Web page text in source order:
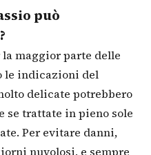
può
maggior parte delle
le indicazioni del
delicate potrebbero
se trattate in pieno sole
Per evitare danni,
nuvolosi, e sempre